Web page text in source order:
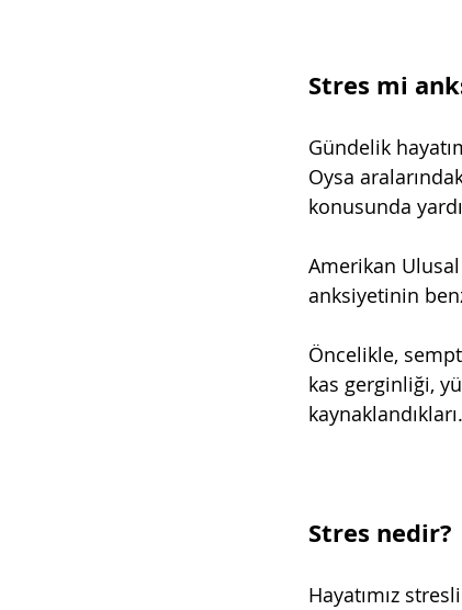
Stres mi
Gündelik
Oysa
konusunda
Amerikan
anksiyetinin
Öncelikle,
kas gerginliği,
kaynaklandıkları.
Stres nedir?
Hayatımız